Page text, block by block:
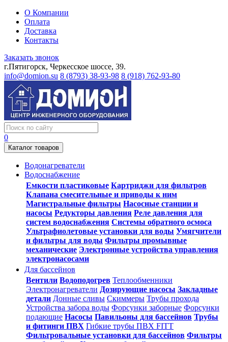
О Компании
Оплата
Доставка
Контакты
Заказать звонок
г.Пятигорск, Черкесское шоссе, 39.
info@domion.su 8 (8793) 38-93-98 8 (918) 762-93-80
0
Каталог товаров
Водонагреватели
Водоснабжение
Емкости пластиковые Картриджи для фильтров
Клапана смесительные и приводы к ним
Магистральные фильтры Насосные станции и
насосы Редукторы давления Реле давления для
систем водоснабжения Системы обратного осмоса
Ультрафиолетовые установки для воды Умягчители
и фильтры для воды Фильтры промывные
механические Электронные устройства управления
электронасосами
Для бассейнов
Вентили Водоподогрев Теплообменники
Электронагреватели Дозирующие насосы Закладные
детали Донные сливы Скиммеры Трубы прохода
Устройства забора воды Форсунки заборные Форсунки
подающие Насосы Павильоны для бассейнов Трубы
и фитинги ПВХ Гибкие трубы ПВХ FITT
Фильтровальные установки для бассейнов Фильтры